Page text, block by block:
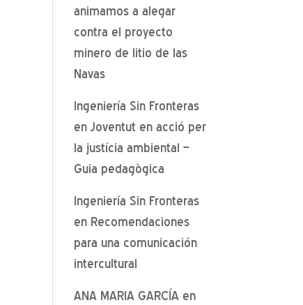
animamos a alegar
contra el proyecto
minero de litio de las
Navas
Ingeniería Sin Fronteras
enJoventut en acció per
la justícia ambiental –
Guia pedagògica
Ingeniería Sin Fronteras
en Recomendaciones
para una comunicación
intercultural
ANA MARIA GARCÍA en